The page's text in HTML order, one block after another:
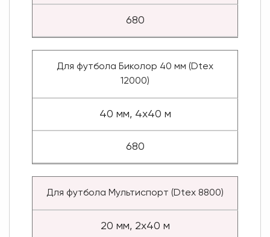
680
Для футбола Биколор 40 мм (Dtex
12000)
40 мм, 4x40 м
680
Для футбола Мультиспорт (Dtex 8800)
20 мм, 2x40 м